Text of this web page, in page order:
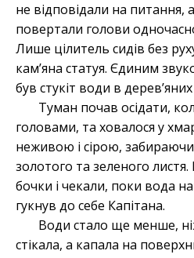
не відповідали на питання,
повертали голови
Лише цілитель сидів без
кам’яна статуя. Єдиним
був стукіт води в
Туман почав осідати,
головами, та ховалося у
неживою і сірою,
золотого та зеленого листя.
бочки і чекали, поки вода
гукнув до себе Капітана.
Води стало ще менше,
стікала, а капала на